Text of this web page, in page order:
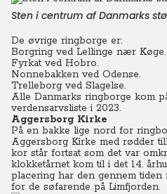
Sten i centrum af Danmarks
De øvrige ringborge er:
Borgring ved Lellinge nær Køge.
Fyrkat ved Hobro.
Nonnebakken ved Odense.
Trelleborg ved Slagelse.
Alle Danmarks ringborge kom
verdensarvsliste i 2023.
Aggersborg Kirke
På en bakke lige nord for
Aggersborg Kirke med rødder
kor står fortsat som det var
klokketårnet kom til i det 14.
placering har den gennem
for de søfarende på Limfjorden.